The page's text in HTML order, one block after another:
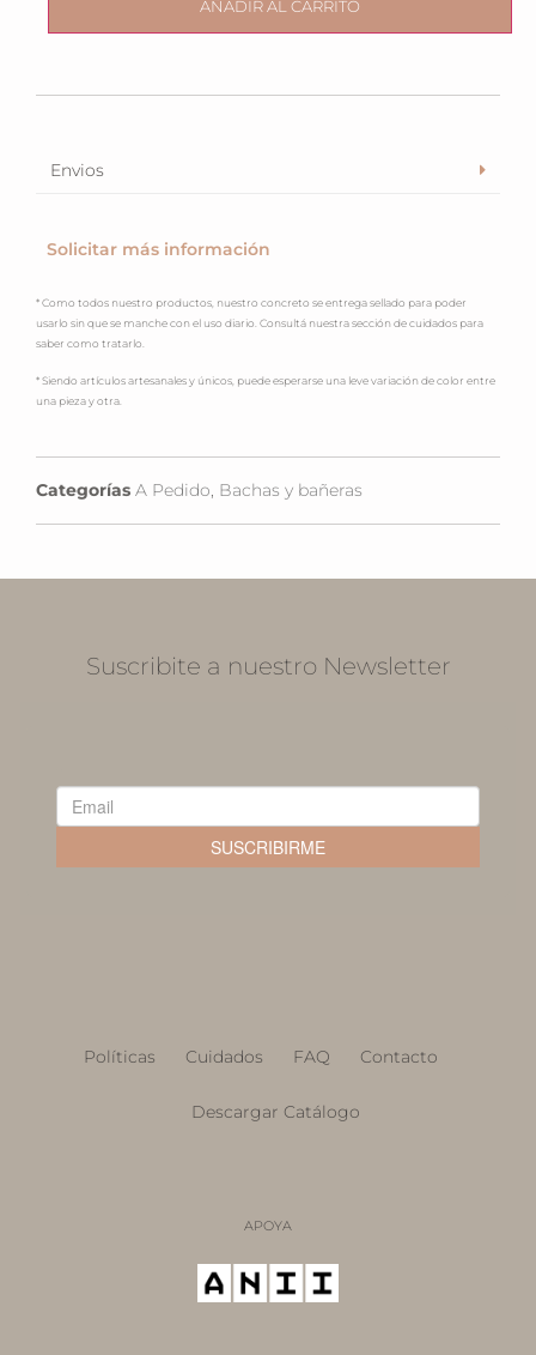
AÑADIR AL CARRITO
Envios
Solicitar más información
* Como todos nuestro productos, nuestro concreto se entrega sellado para poder
usarlo sin que se manche con el uso diario. Consultá nuestra sección de cuidados para
saber como tratarlo.
* Siendo artículos artesanales y únicos, puede esperarse una leve variación de color entre
una pieza y otra.
Categorías A Pedido, Bachas y bañeras
Suscribite a nuestro Newsletter
Políticas Cuidados FAQ Contacto
Descargar Catálogo
APOYA